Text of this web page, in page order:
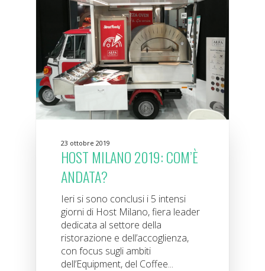
23 ottobre 2019
HOST MILANO 2019: COM’È
ANDATA?
Ieri si sono conclusi i 5 intensi
giorni di Host Milano, fiera leader
dedicata al settore della
ristorazione e dell’accoglienza,
con focus sugli ambiti
dell’Equipment, del Coffee...